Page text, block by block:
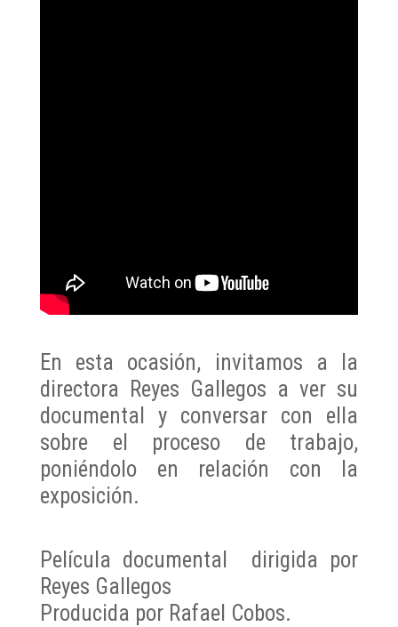
En esta ocasión, invitamos a la
directora Reyes Gallegos a ver su
documental y conversar con ella
sobre el proceso de trabajo,
poniéndolo en relación con la
exposición.
Película documental dirigida por
Reyes Gallegos
Producida por Rafael Cobos.